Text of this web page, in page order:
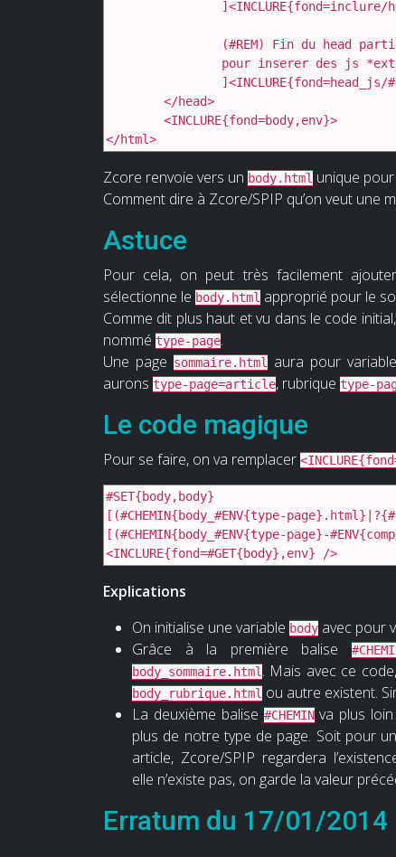
</html>
Zcore renvoie vers un body.html unique
Comment dire à Zcore/SPIP qu’on veut une
Astuce
Pour cela, on peut très facilement
sélectionne le body.html approprié pour le
Comme dit plus haut et vu dans le code
nommé type-page.
Une page sommaire.htmlaura pour
aurons type-page=article, rubrique type-
Le code magique
Pour se faire, on va remplacer
#SET{body,body}
[(#CHEMIN{body_#ENV{type-
[(#CHEMIN{body_#ENV{type-page}-
<INCLURE{fond=#GET{body},env} />
Explications
On initialise une variable body avec pour
Grâce à la première balise
body_sommaire.html . Mais avec ce
body_rubrique.html ou autre existent.
La deuxième balise #CHEMINva plus loin
plus de notre type de page. Soit pour
article, Zcore/SPIP regardera
elle n’existe pas, on garde la valeur
Erratum du 17/01/2014